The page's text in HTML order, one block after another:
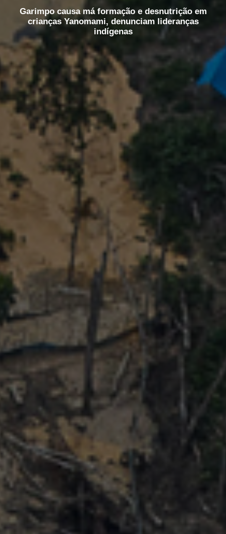
Garimpo causa má formação e desnutrição em
crianças Yanomami, denunciam lideranças
indígenas